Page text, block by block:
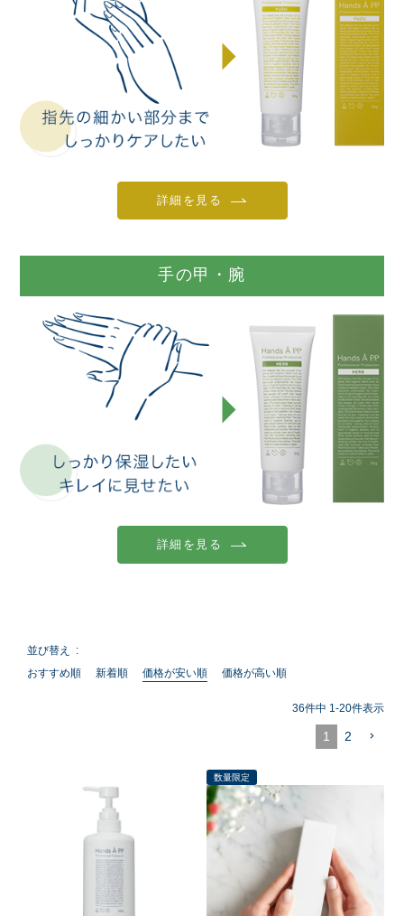
詳細を見る
手の甲・腕
詳細を見る
並び替え
おすすめ順
新着順 価格が安い順 価格が高い順
36件中 1-20件表示
1 2
数量限定